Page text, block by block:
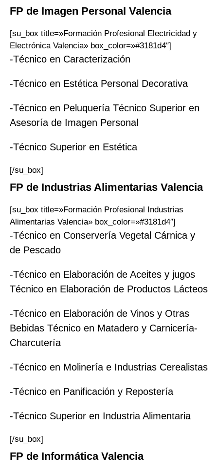
FP de Imagen Personal Valencia
[su_box title=»Formación Profesional Electricidad y
Electrónica Valencia» box_color=»#3181d4″]
-Técnico en Caracterización
-Técnico en Estética Personal Decorativa
-Técnico en Peluquería Técnico Superior en
Asesoría de Imagen Personal
-Técnico Superior en Estética
[/su_box]
FP de Industrias Alimentarias Valencia
[su_box title=»Formación Profesional Industrias
Alimentarias Valencia» box_color=»#3181d4″]
-Técnico en Conservería Vegetal Cárnica y
de Pescado
-Técnico en Elaboración de Aceites y jugos
Técnico en Elaboración de Productos Lácteos
-Técnico en Elaboración de Vinos y Otras
Bebidas Técnico en Matadero y Carnicería-
Charcutería
-Técnico en Molinería e Industrias Cerealistas
-Técnico en Panificación y Repostería
-Técnico Superior en Industria Alimentaria
[/su_box]
FP de Informática Valencia